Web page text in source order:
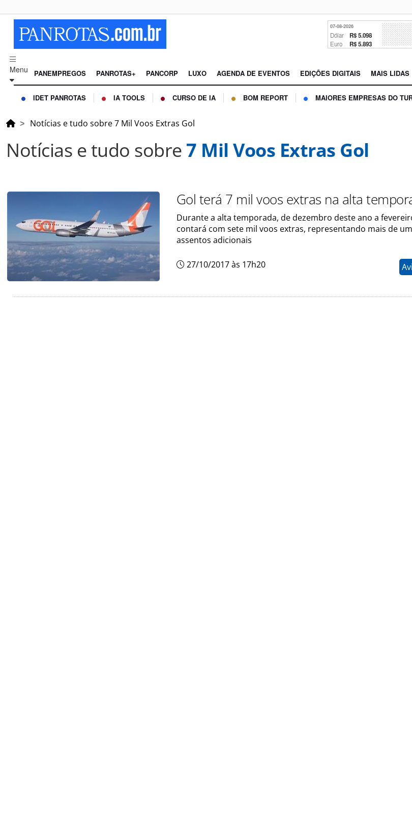
07-08-2026
Dólar R$ 5.098
Euro R$ 5.893
Menu PANEMPREGOS PANROTAS+ PANCORP LUXO AGENDA DE EVENTOS EDIÇÕES DIGITAIS MAIS LIDAS
IDET PANROTAS IA TOOLS CURSO DE IA BOM REPORT MAIORES EMPRESAS DO
Notícias e tudo sobre 7 Mil Voos Extras Gol
Notícias e tudo sobre 7 Mil Voos Extras Gol
Gol terá 7 mil voos extras na alta
Durante a alta temporada, de dezembro deste ano a
contará com sete mil voos extras, representando mais de
assentos adicionais
27/10/2017 às 17h20